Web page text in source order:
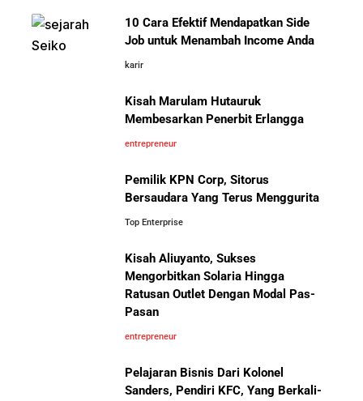
Penghalang Menuju Kesuksesan
Bisnis-Bisnis dan Pendapatan
Achraf Hakimi, Bintang Sepak
Bola Asal Maroko yang
Menaklukkan Eropa
10 Hambatan Utama Pemasaran yang Tidak Bisa
Diselesaikan oleh AI
Mendesain Presentasi Secara Cepat dan Mudah
5 Pelajaran Hidup dari Pendiri Traveloka untuk Anak
Jangan Mau Selamanya Jadi Karyawan! Saatnya
Menjadi Pengusaha dan Mengubah Hidup Anda
Panduan Lengkap Membangun Pasar Ekspor: Cara
UMKM Indonesia Menembus Pasar Global
5 Pengusaha Pribumi Tersukses Dalam Bisnis
Lima Salesman Dunia yang Menjadi Miliarder Sukses
10 Cara Efektif Mendapatkan Side
Job untuk Menambah Income Anda
karir
Kisah Marulam Hutauruk
Membesarkan Penerbit Erlangga
entrepreneur
Pemilik KPN Corp, Sitorus
Bersaudara Yang Terus Menggurita
Top Enterprise
Kisah Aliuyanto, Sukses
Mengorbitkan Solaria Hingga
Ratusan Outlet Dengan Modal Pas-
Pasan
entrepreneur
Pelajaran Bisnis Dari Kolonel
Sanders, Pendiri KFC, Yang Berkali-